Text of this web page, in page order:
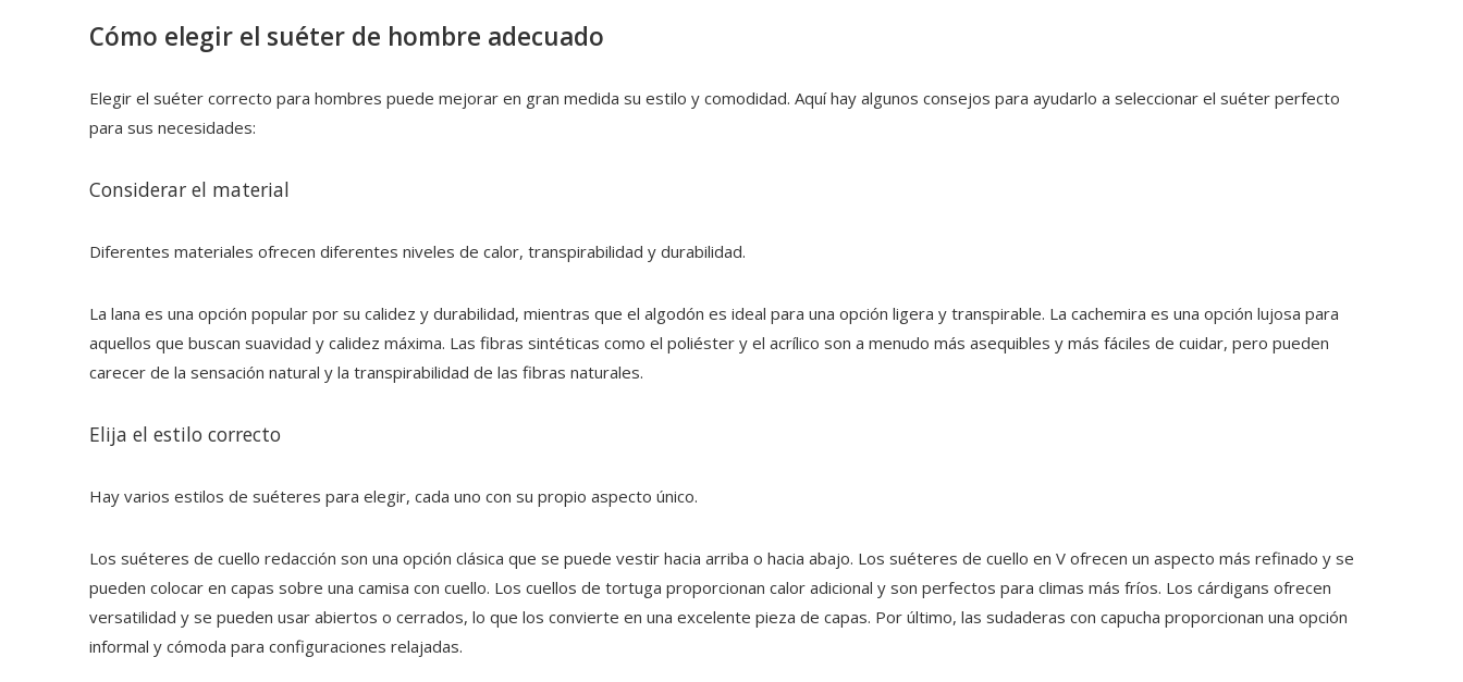
Cómo elegir el suéter de hombre adecuado
Elegir el suéter correcto para hombres puede mejorar en gran medida su estilo y comodidad. Aquí hay algunos consejos para ayudarlo a seleccionar el suéter perfecto
para sus necesidades:
Considerar el material
Diferentes materiales ofrecen diferentes niveles de calor, transpirabilidad y durabilidad.
La lana es una opción popular por su calidez y durabilidad, mientras que el algodón es ideal para una opción ligera y transpirable. La cachemira es una opción lujosa para
aquellos que buscan suavidad y calidez máxima. Las fibras sintéticas como el poliéster y el acrílico son a menudo más asequibles y más fáciles de cuidar, pero pueden
carecer de la sensación natural y la transpirabilidad de las fibras naturales.
Elija el estilo correcto
Hay varios estilos de suéteres para elegir, cada uno con su propio aspecto único.
Los suéteres de cuello redacción son una opción clásica que se puede vestir hacia arriba o hacia abajo. Los suéteres de cuello en V ofrecen un aspecto más refinado y se
pueden colocar en capas sobre una camisa con cuello. Los cuellos de tortuga proporcionan calor adicional y son perfectos para climas más fríos. Los cárdigans ofrecen
versatilidad y se pueden usar abiertos o cerrados, lo que los convierte en una excelente pieza de capas. Por último, las sudaderas con capucha proporcionan una opción
informal y cómoda para configuraciones relajadas.